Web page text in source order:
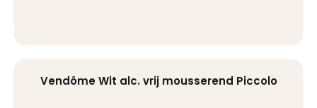
Vendôme Wit alc. vrij mousserend Piccolo